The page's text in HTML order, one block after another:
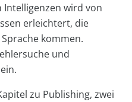
wird von
erleichtert, die
kommen.
und
zu Publishing, zwei